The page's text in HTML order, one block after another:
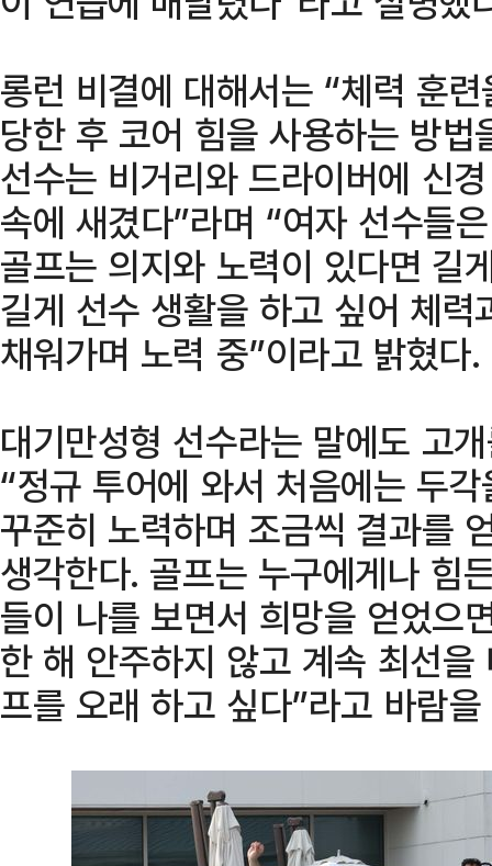
롱런 비결에 대해서는 “체력 훈
당한 후 코어 힘을 사용하는 방
선수는 비거리와 드라이버에 신
속에 새겼다”라며 “여자 선수들
골프는 의지와 노력이 있다면 길
길게 선수 생활을 하고 싶어 체
채워가며 노력 중”이라고 밝혔다.
대기만성형 선수라는 말에도 고
“정규 투어에 와서 처음에는 두
꾸준히 노력하며 조금씩 결과를
생각한다. 골프는 누구에게나 힘
들이 나를 보면서 희망을 얻었으
한 해 안주하지 않고 계속 최선
프를 오래 하고 싶다”라고 바람